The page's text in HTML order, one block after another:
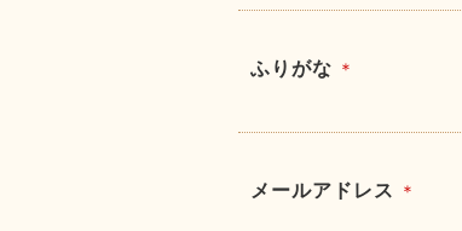
ふりがな ＊
メールアドレス ＊